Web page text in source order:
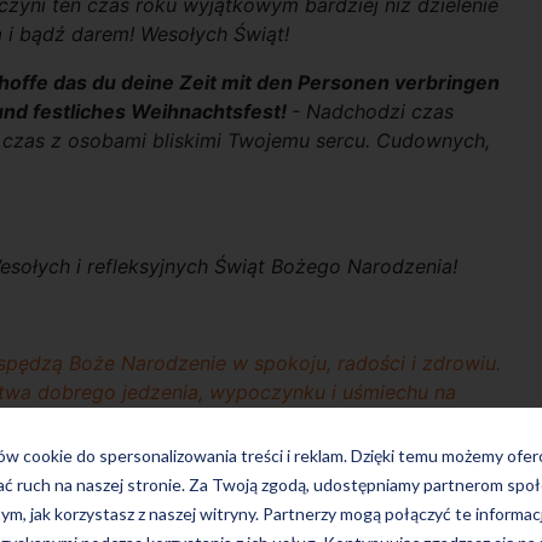
cookie do spersonalizowania treści i reklam. Dzięki temu możemy
ruch na naszej stronie. Za Twoją zgodą, udostępniamy partnerom
jak korzystasz z naszej witryny. Partnerzy mogą połączyć te
ten czas roku wyjątkowym bardziej niż dzielenie
bądź darem! Wesołych Świąt!
das du deine Zeit mit den Personen verbringen
festliches Weihnachtsfest! - Nadchodzi czas
z osobami bliskimi Twojemu sercu. Cudownych,
i refleksyjnych Świąt Bożego Narodzenia!
Boże Narodzenie w spokoju, radości i zdrowiu.
dobrego jedzenia, wypoczynku i uśmiechu na
jaką ofertę na Nowy Rok przygotowała dla Was